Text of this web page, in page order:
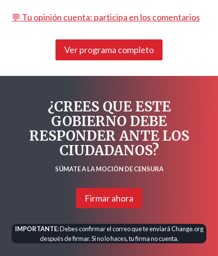
💬 Tu opinión cuenta: participa en los comentarios
Ver programa completo
¿CREES QUE ESTE
GOBIERNO DEBE
RESPONDER ANTE LOS
CIUDADANOS?
SÚMATE A LA MOCIÓN DE CENSURA
Firmar ahora
IMPORTANTE:Debes confirmar el correo que te enviará Change.org
después de firmar. Si no lo haces, tu firma no cuenta.